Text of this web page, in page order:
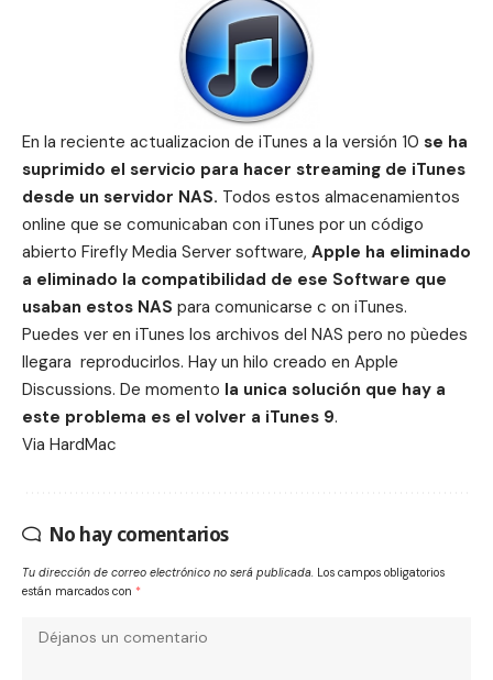
En la reciente actualizacion de iTunes a la versión 10 se ha
suprimido el servicio para hacer streaming de iTunes
desde un servidor NAS. Todos estos almacenamientos
online que se comunicaban con iTunes por un código
abierto Firefly Media Server software, Apple ha eliminado
a eliminado la compatibilidad de ese Software que
usaban estos NAS para comunicarse c on iTunes.
Puedes ver en iTunes los archivos del NAS pero no pùedes
llegara reproducirlos. Hay un hilo creado en Apple
Discussions. De momento la unica solución que hay a
este problema es el volver a iTunes 9.
Via HardMac
No hay comentarios
Tu dirección de correo electrónico no será publicada. Los campos obligatorios
están marcados con *